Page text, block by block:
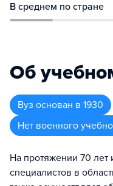
В среднем по стране
Об
Вуз основан в 1930
Нет военного
На протяжении 70 лет
специалистов в